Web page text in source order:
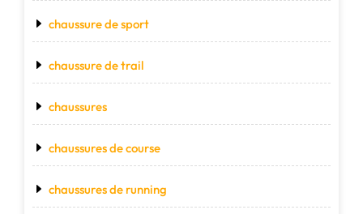
chaussure de sport
chaussure de trail
chaussures
chaussures de course
chaussures de running